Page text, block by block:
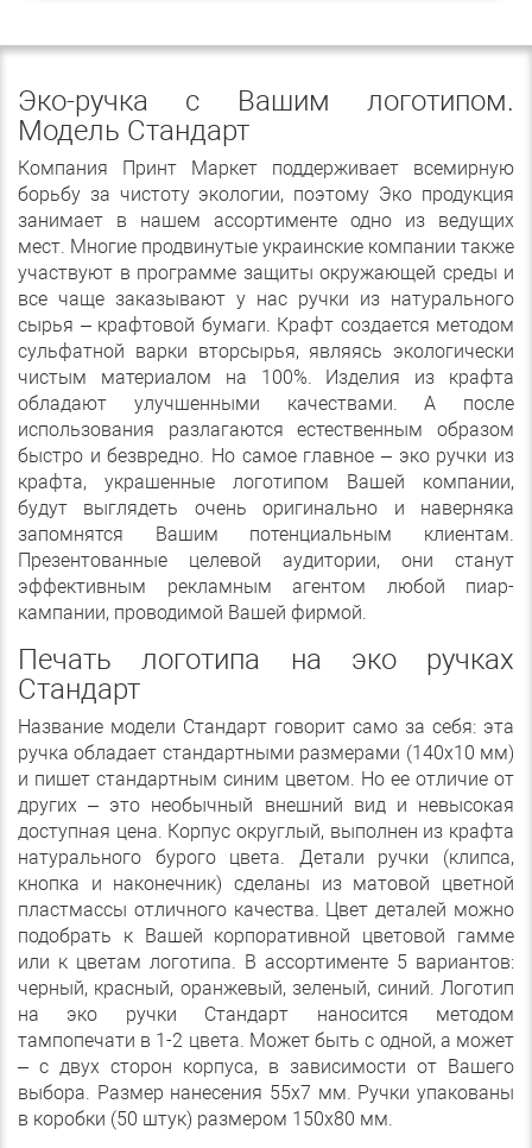
Эко-ручка с Вашим логотипом.
Модель Стандарт
Компания Принт Маркет поддерживает всемирную
борьбу за чистоту экологии, поэтому Эко продукция
занимает в нашем ассортименте одно из ведущих
мест. Многие продвинутые украинские компании также
участвуют в программе защиты окружающей среды и
все чаще заказывают у нас ручки из натурального
сырья – крафтовой бумаги. Крафт создается методом
сульфатной варки вторсырья, являясь экологически
чистым материалом на 100%. Изделия из крафта
обладают улучшенными качествами. А после
использования разлагаются естественным образом
быстро и безвредно. Но самое главное – эко ручки из
крафта, украшенные логотипом Вашей компании,
будут выглядеть очень оригинально и наверняка
запомнятся Вашим потенциальным клиентам.
Презентованные целевой аудитории, они станут
эффективным рекламным агентом любой пиар-
кампании, проводимой Вашей фирмой.
Печать логотипа на эко ручках
Стандарт
Название модели Стандарт говорит само за себя: эта
ручка обладает стандартными размерами (140х10 мм)
и пишет стандартным синим цветом. Но ее отличие от
других – это необычный внешний вид и невысокая
доступная цена. Корпус округлый, выполнен из крафта
натурального бурого цвета. Детали ручки (клипса,
кнопка и наконечник) сделаны из матовой цветной
пластмассы отличного качества. Цвет деталей можно
подобрать к Вашей корпоративной цветовой гамме
или к цветам логотипа. В ассортименте 5 вариантов:
черный, красный, оранжевый, зеленый, синий. Логотип
на эко ручки Стандарт наносится методом
тампопечати в 1-2 цвета. Может быть с одной, а может
– с двух сторон корпуса, в зависимости от Вашего
выбора. Размер нанесения 55х7 мм. Ручки упакованы
в коробки (50 штук) размером 150х80 мм.